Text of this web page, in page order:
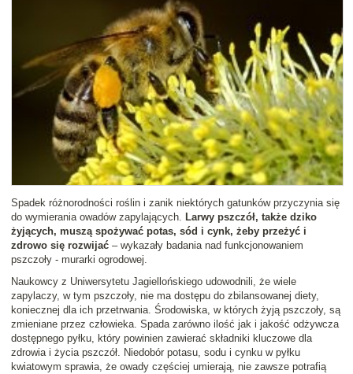
Spadek różnorodności roślin i zanik niektórych gatunków przyczynia się
do wymierania owadów zapylających. Larwy pszczół, także dziko
żyjących, muszą spożywać potas, sód i cynk, żeby przeżyć i
zdrowo się rozwijać – wykazały badania nad funkcjonowaniem
pszczoły - murarki ogrodowej.
Naukowcy z Uniwersytetu Jagiellońskiego udowodnili, że wiele
zapylaczy, w tym pszczoły, nie ma dostępu do zbilansowanej diety,
koniecznej dla ich przetrwania. Środowiska, w których żyją pszczoły, są
zmieniane przez człowieka. Spada zarówno ilość jak i jakość odżywcza
dostępnego pyłku, który powinien zawierać składniki kluczowe dla
zdrowia i życia pszczół. Niedobór potasu, sodu i cynku w pyłku
kwiatowym sprawia, że owady częściej umierają, nie zawsze potrafią